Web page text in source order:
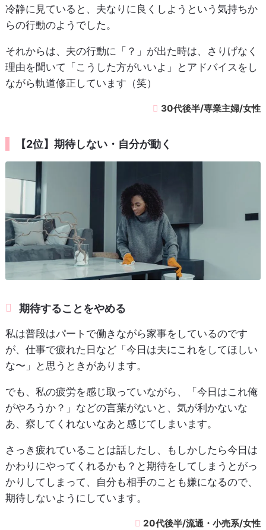
冷静に見ていると、夫なりに良くしようという気持ちか
らの行動のようでした。
それからは、夫の行動に「？」が出た時は、さりげなく
理由を聞いて「こうした方がいいよ」とアドバイスをし
ながら軌道修正しています（笑）
30代後半/専業主婦/女性
【2位】期待しない・自分が動く
期待することをやめる
私は普段はパートで働きながら家事をしているのです
が、仕事で疲れた日など「今日は夫にこれをしてほしい
な〜」と思うときがあります。
でも、私の疲労を感じ取っていながら、「今日はこれ俺
がやろうか？」などの言葉がないと、気が利かないな
あ、察してくれないなあと感じてしまいます。
さっき疲れていることは話したし、もしかしたら今日は
かわりにやってくれるかも？と期待をしてしまうとがっ
かりしてしまって、自分も相手のことも嫌になるので、
期待しないようにしています。
20代後半/流通・小売系/女性